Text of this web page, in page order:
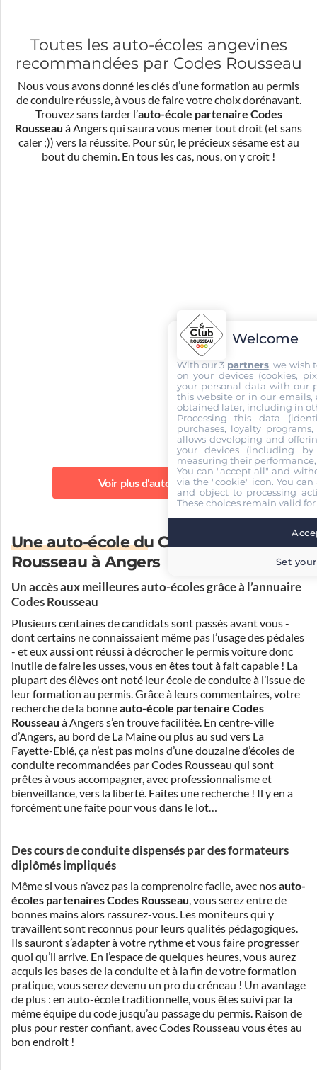
Toutes les auto-écoles angevines
recommandées par Codes Rousseau
Nous vous avons donné les clés d’une formation au permis
de conduire réussie, à vous de faire votre choix dorénavant.
Trouvez sans tarder l’auto-école partenaire Codes
Rousseau à Angers qui saura vous mener tout droit (et sans
caler ;)) vers la réussite. Pour sûr, le précieux sésame est au
bout du chemin. En tous les cas, nous, on y croit !
Voir plus d'auto-écoles
Une auto-école du Club
Rousseau à Angers
Un accès aux meilleures auto-écoles grâce à l’annuaire
Codes Rousseau
Plusieurs centaines de candidats sont passés avant vous -
dont certains ne connaissaient même pas l’usage des pédales
- et eux aussi ont réussi à décrocher le permis voiture donc
inutile de faire les usses, vous en êtes tout à fait capable ! La
plupart des élèves ont noté leur école de conduite à l’issue de
leur formation au permis. Grâce à leurs commentaires, votre
recherche de la bonneauto-école partenaire Codes
Rousseau à Angers s’en trouve facilitée. En centre-ville
d’Angers, au bord de La Maine ou plus au sud vers La
Fayette-Eblé, ça n’est pas moins d’une douzaine d’écoles de
conduite recommandées par Codes Rousseau qui sont
prêtes à vous accompagner, avec professionnalisme et
bienveillance, vers la liberté. Faites une recherche ! Il y en a
forcément une faite pour vous dans le lot…
Des cours de conduite dispensés par des formateurs
diplômés impliqués
Même si vous n’avez pas la comprenoire facile, avec nosauto-
écoles partenaires Codes Rousseau, vous serez entre de
bonnes mains alors rassurez-vous. Les moniteurs qui y
travaillent sont reconnus pour leurs qualités pédagogiques.
Ils sauront s’adapter à votre rythme et vous faire progresser
quoi qu’il arrive. En l’espace de quelques heures, vous aurez
acquis les bases de la conduite et à la fin de votre formation
pratique, vous serez devenu un pro du créneau ! Un avantage
de plus : en auto-école traditionnelle, vous êtes suivi par la
même équipe du code jusqu’au passage du permis. Raison de
plus pour rester confiant, avec Codes Rousseau vous êtes au
bon endroit !
Welcome
With our 3 partners, we wish
on your devices (cookies,
your personal data with our
this website or in our emails,
obtained later, including in
Processing this data
purchases, loyalty
allows developing and
your devices (including
measuring their
You can "accept all" and
via the "cookie" icon. You
and object to processing
These choices remain valid
Set